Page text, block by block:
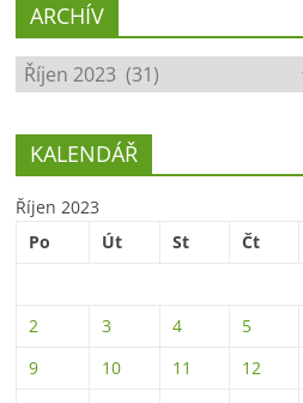
ARCHÍV
ARCHÍV
KALENDÁŘ
Říjen 2023
Po
Út St Čt
2
3 4 5
9
10 11 12